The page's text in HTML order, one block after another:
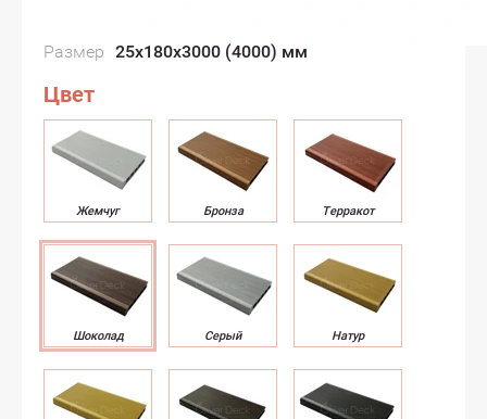
Размер 25х180х3000 (4000) мм
Цвет